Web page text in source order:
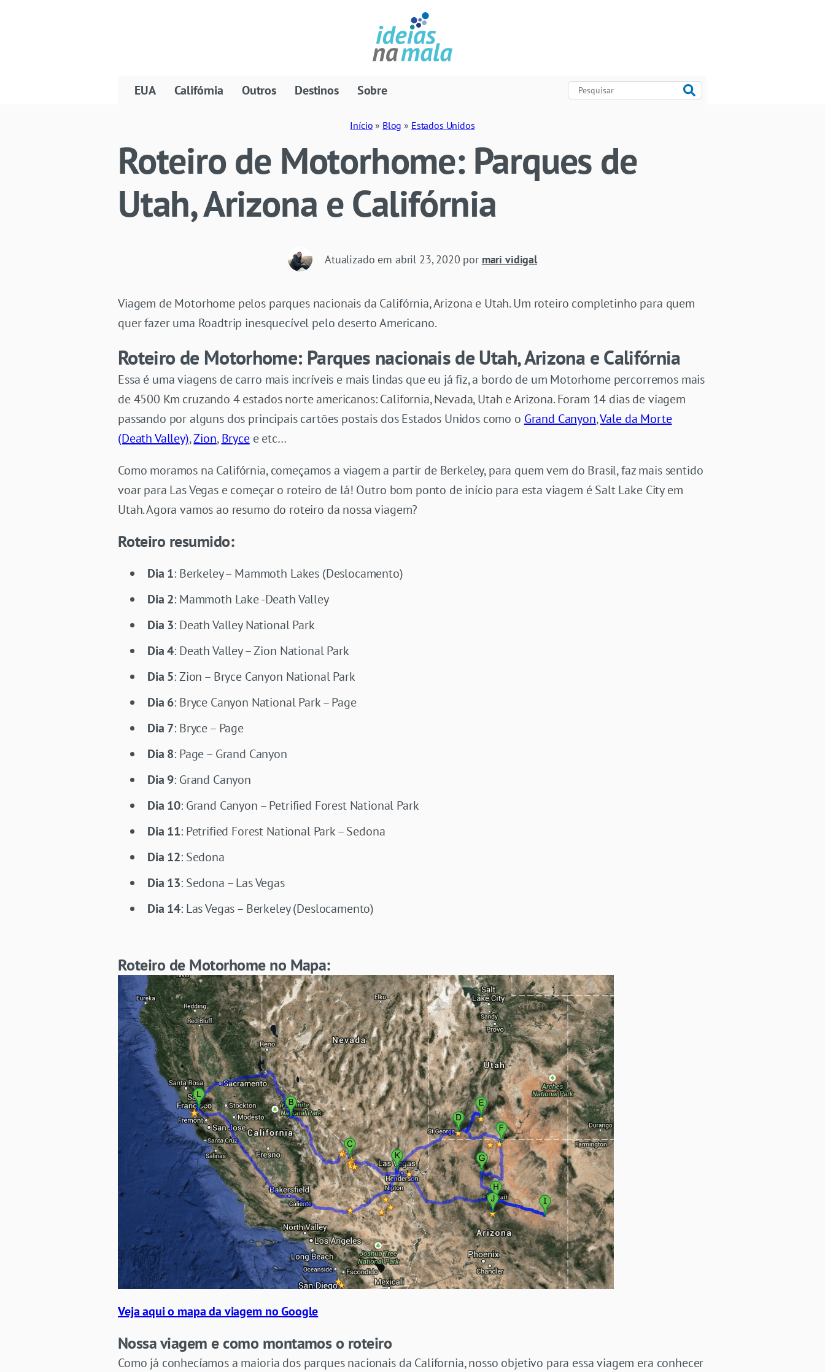
EUA Califórnia Outros Destinos Sobre
Início » Blog » Estados Unidos
Roteiro de Motorhome: Parques de
Utah, Arizona e Califórnia
Atualizado em abril 23, 2020 por mari vidigal
Viagem de Motorhome pelos parques nacionais da Califórnia, Arizona e Utah. Um roteiro completinho para quem
quer fazer uma Roadtrip inesquecível pelo deserto Americano.
Roteiro de Motorhome: Parques nacionais de Utah, Arizona e Califórnia
Essa é uma viagens de carro mais incríveis e mais lindas que eu já fiz, a bordo de um Motorhome percorremos mais
de 4500 Km cruzando 4 estados norte americanos: California, Nevada, Utah e Arizona. Foram 14 dias de viagem
passando por alguns dos principais cartões postais dos Estados Unidos como o Grand Canyon,Vale da Morte
(Death Valley),Zion,Brycee etc…
Como moramos na Califórnia, começamos a viagem a partir de Berkeley, para quem vem do Brasil, faz mais sentido
voar para Las Vegas e começar o roteiro de lá! Outro bom ponto de início para esta viagem é Salt Lake City em
Utah. Agora vamos ao resumo do roteiro da nossa viagem?
Roteiro resumido:
Dia 1: Berkeley – Mammoth Lakes (Deslocamento)
Dia 2: Mammoth Lake -Death Valley
Dia 3: Death Valley National Park
Dia 4: Death Valley – Zion National Park
Dia 5: Zion – Bryce Canyon National Park
Dia 6: Bryce Canyon National Park – Page
Dia 7: Bryce – Page
Dia 8: Page – Grand Canyon
Dia 9: Grand Canyon
Dia 10: Grand Canyon – Petrified Forest National Park
Dia 11: Petrified Forest National Park – Sedona
Dia 12: Sedona
Dia 13: Sedona – Las Vegas
Dia 14: Las Vegas – Berkeley (Deslocamento)
Roteiro de Motorhome no Mapa:
Veja aqui o mapa da viagem no Google
Nossa viagem e como montamos o roteiro
Como já conhecíamos a maioria dos parques nacionais da California, nosso objetivo para essa viagem era conhecer